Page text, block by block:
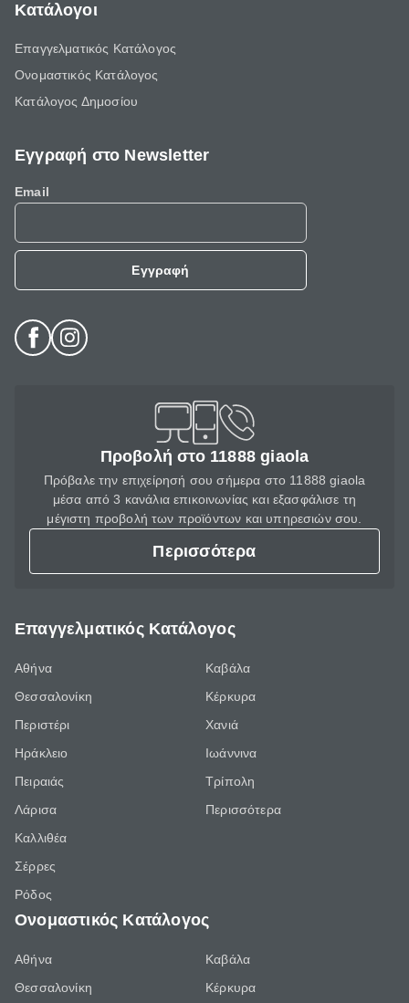
Κατάλογοι
Επαγγελματικός Κατάλογος
Ονομαστικός Κατάλογος
Κατάλογος Δημοσίου
Εγγραφή στο Newsletter
Email
Εγγραφή
Προβολή στο 11888 giaola
Πρόβαλε την επιχείρησή σου σήμερα στο 11888 giaola
μέσα από 3 κανάλια επικοινωνίας και εξασφάλισε τη
μέγιστη προβολή των προϊόντων και υπηρεσιών σου.
Περισσότερα
Επαγγελματικός Κατάλογος
Αθήνα
Θεσσαλονίκη
Περιστέρι
Ηράκλειο
Πειραιάς
Λάρισα
Καλλιθέα
Σέρρες
Ρόδος
Καβάλα
Κέρκυρα
Χανιά
Ιωάννινα
Τρίπολη
Περισσότερα
Ονομαστικός Κατάλογος
Αθήνα
Θεσσαλονίκη
Καβάλα
Κέρκυρα